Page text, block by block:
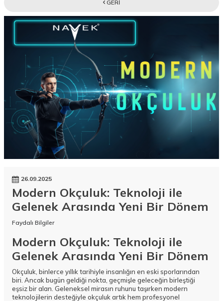
GERI
26.09.2025
Modern Okçuluk: Teknoloji ile
Gelenek Arasında Yeni Bir Dönem
Faydalı Bilgiler
Modern Okçuluk: Teknoloji ile
Gelenek Arasında Yeni Bir Dönem
Okçuluk, binlerce yıllık tarihiyle insanlığın en eski sporlarından
biri. Ancak bugün geldiği nokta, geçmişle geleceğin birleştiği
eşsiz bir alan. Geleneksel mirasın ruhunu taşırken modern
teknolojilerin desteğiyle okçuluk artık hem profesyonel